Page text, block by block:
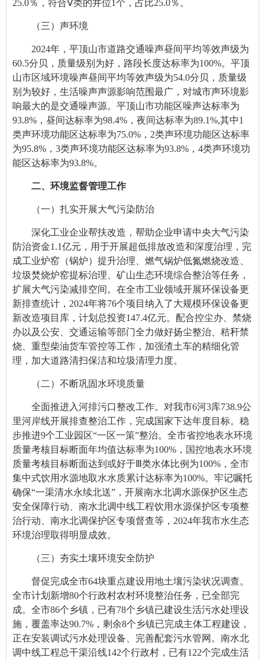
25.0％，符合Ⅴ类的井位1个，占比25.0％。
（三）声环境
2024年，平顶山市道路交通噪声昼间平均等效声级为
60.5分贝，质量级别为好，路段长度达标率为100%。平顶
山市区域环境噪声昼间平均等效声级为54.0分贝，质量级
别为较好，生活噪声声源影响范围最广，对城市声环境影
响最大的是交通噪声源。平顶山市功能区噪声达标率为
93.8%，昼间达标率为98.4%，夜间达标率为89.1%,其中1
类声环境功能区达标率为75.0%，2类声环境功能区达标率
为95.8%，3类声环境功能区达标率为93.8%，4类声环境功
能区达标率为93.8%。
二、 环境监督管理工作
（一） 扎实开展大气污染防治
深化工业企业帮扶改造，帮助企业申请中央大气污染
防治资金1.1亿元，用于开展超低排放改造和深度治理，完
成工业炉窑（锅炉）提升治理、燃气锅炉低氮燃烧改造、
垃圾焚烧炉窑提标治理、矿山生态环境综合整治等任务，
扩展大气污染减排空间。在全市工业领域开展环保设备更
新排查统计，2024年将76个项目纳入了大规模环保设备更
新改造项目库，计划总投资147.4亿元。配合控尘办、禁烧
办以及公安、交通运输等部门全力做好扬尘整治、秸秆禁
烧、重型柴油货车管控等工作，加强渣土车的精细化管
理，加大道路清扫保洁和垃圾清理力度。
（二） 不断巩固水环境质量
全面推进入河排污口整改工作。对我市6河3库738.9公
里河岸线开展排查整治工作，完成国家下达年度目标。稳
步推进9个工业园区“一区一策”整治。全市省控地表水环境
质量考核目标断面年均值达标率为100%，国控地表水环境
质量考核目标断面达到或好于Ⅲ类水体比例为100%，全市
集中式饮用水源地取水水质累计达标率为100%。 牢记嘱托
确保“一渠清水永续北送”，开展南水北调水源保护区生态
安全保障行动、南水北调中线工程饮用水源保护区专项整
治行动、南水北调保护区专项督查等， 2024年我市水生态
环境治理取得明显成效。
（三） 夯实土壤环境安全防护
督促完成全市64块重点建设用地土壤污染状况调查。
全市计划新增80个行政村农村环境整治任务，已全部完
成。全市86个乡镇，已有78个乡镇已建设生活污水处理设
施，覆盖率达90.7%，剩余8个乡镇已完成主体工程建设，
正在安装调试污水处理设备、完善配套污水管网。南水北
调中线工程总干渠沿线142个行政村，已有122个完成生活